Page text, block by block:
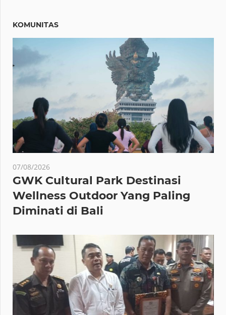
KOMUNITAS
07/08/2026
GWK Cultural Park Destinasi
Wellness Outdoor Yang Paling
Diminati di Bali